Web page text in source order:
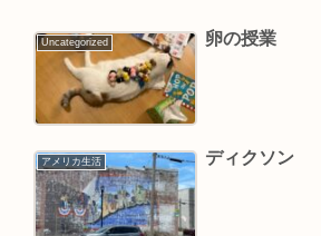
Uncategorized 卵の授業
アメリカ生活 ディクソン￼